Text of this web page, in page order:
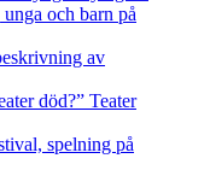
och barn på
av
död?” Teater
spelning på